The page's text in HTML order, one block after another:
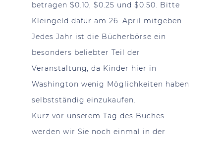
betragen $0.10, $0.25 und $0.50. Bitte
Kleingeld dafür am 26. April mitgeben.
Jedes Jahr ist die Bücherbörse ein
besonders beliebter Teil der
Veranstaltung, da Kinder hier in
Washington wenig Möglichkeiten haben
selbstständig einzukaufen.
Kurz vor unserem Tag des Buches
werden wir Sie noch einmal in der